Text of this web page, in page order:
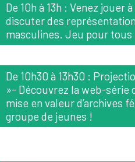
De 10h à 13h : Venez
discuter des
masculines. Jeu pour tous
De 10h30 à 13h30 :
»- Découvrez la web-série
mise en valeur d’archives
groupe de jeunes !